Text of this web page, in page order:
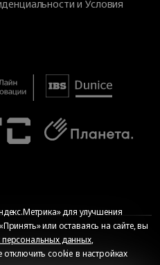
иУсловия
«ИБС
защищены
для улучшения
или оставаясь на сайте, вы
данных,
cookie в настройках